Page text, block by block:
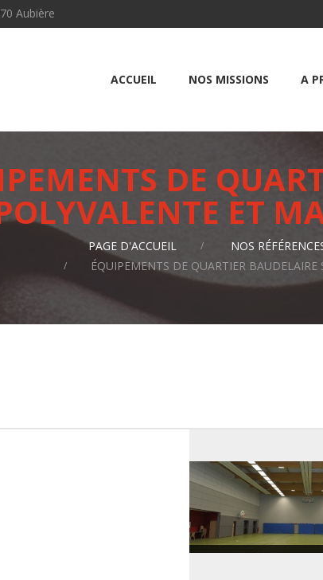
Aubière
ACCUEIL NOS MISSIONS A
DE
ET
PAGE D'ACCUEIL NOS
ÉQUIPEMENTS DE QUARTIER